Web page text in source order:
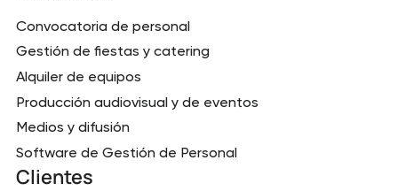
Convocatoria de personal
Gestión de fiestas y catering
Alquiler de equipos
Producción audiovisual y de eventos
Medios y difusión
Software de Gestión de Personal
Clientes